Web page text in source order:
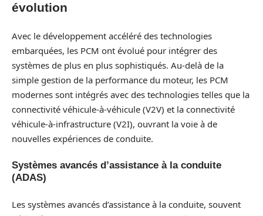
évolution
Avec le développement accéléré des technologies
embarquées, les PCM ont évolué pour intégrer des
systèmes de plus en plus sophistiqués. Au-delà de la
simple gestion de la performance du moteur, les PCM
modernes sont intégrés avec des technologies telles que la
connectivité véhicule-à-véhicule (V2V) et la connectivité
véhicule-à-infrastructure (V2I), ouvrant la voie à de
nouvelles expériences de conduite.
Systèmes avancés d’assistance à la conduite
(ADAS)
Les systèmes avancés d’assistance à la conduite, souvent